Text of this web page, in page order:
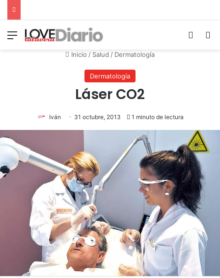
Menú
Inicio / Salud / Dermatología
Dermatología
Láser CO2
Iván 31 octubre, 2013 1 minuto de lectura